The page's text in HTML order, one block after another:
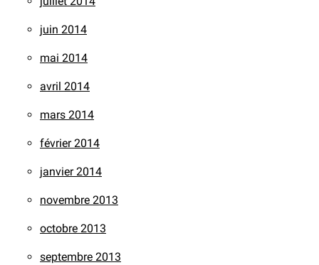
juin 2014
mai 2014
avril 2014
mars 2014
février 2014
janvier 2014
novembre 2013
octobre 2013
septembre 2013